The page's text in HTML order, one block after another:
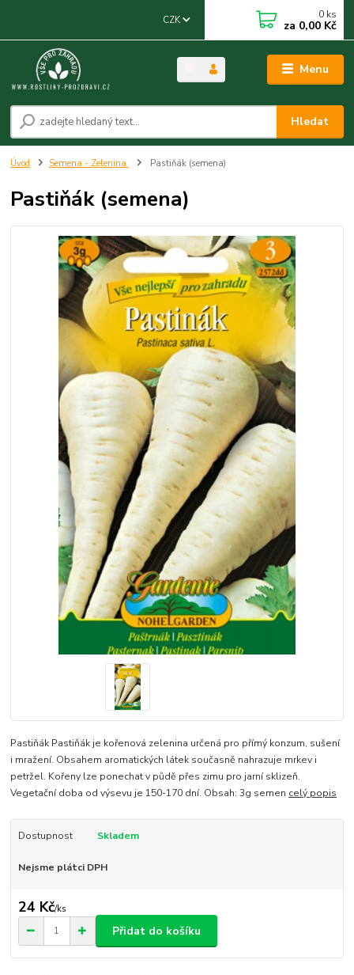
Menu
CZK
Hledat
0 ks
za 0,00 Kč
Úvod Semena - Zelenina Pastiňák (semena)
Pastiňák (semena)
Pastiňák Pastiňák je kořenová zelenina určená pro přímý konzum, sušení
i mražení. Obsahem aromatických látek současně nahrazuje mrkev i
petržel. Kořeny lze ponechat v půdě přes zimu pro jarní sklizeň.
Vegetační doba od výsevu je 150-170 dní. Obsah: 3g semen celý popis
Dostupnost Skladem
Nejsme plátci DPH
24 Kč/ks
Přidat do košíku